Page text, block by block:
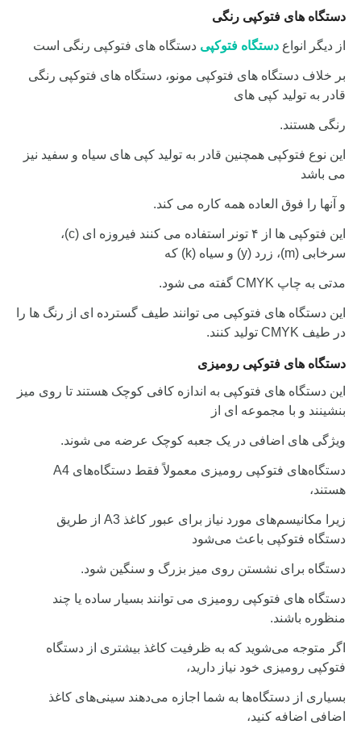
دستگاه های فتوکپی رنگی
از دیگر انواعدستگاه فتوکپی دستگاه های فتوکپی رنگی است
بر خلاف دستگاه های فتوکپی مونو، دستگاه های فتوکپی رنگی
قادر به تولید کپی های
رنگی هستند.
این نوع فتوکپی همچنین قادر به تولید کپی های سیاه و سفید نیز
می باشد
و آنها را فوق العاده همه کاره می کند.
این فتوکپی ها از ۴ تونر استفاده می کنند فیروزه ای (c)،
سرخابی (m)، زرد (y) و سیاه (k) که
مدتی به چاپ CMYK گفته می شود.
این دستگاه های فتوکپی می توانند طیف گسترده ای از رنگ ها را
در طیف CMYK تولید کنند.
دستگاه های فتوکپی رومیزی
این دستگاه های فتوکپی به اندازه کافی کوچک هستند تا روی میز
بنشینند و با مجموعه ای از
ویژگی های اضافی در یک جعبه کوچک عرضه می شوند.
دستگاه‌های فتوکپی رومیزی معمولاً فقط دستگاه‌های A4
هستند،
زیرا مکانیسم‌های مورد نیاز برای عبور کاغذ A3 از طریق
دستگاه فتوکپی باعث می‌شود
دستگاه برای نشستن روی میز بزرگ و سنگین شود.
دستگاه های فتوکپی رومیزی می توانند بسیار ساده یا چند
منظوره باشند.
اگر متوجه می‌شوید که به ظرفیت کاغذ بیشتری از دستگاه
فتوکپی رومیزی خود نیاز دارید،
بسیاری از دستگاه‌ها به شما اجازه می‌دهند سینی‌های کاغذ
اضافی اضافه کنید،